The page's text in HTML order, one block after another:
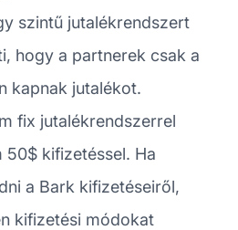
szintű jutalékrendszert
hogy a partnerek csak a
kapnak jutalékot.
fix jutalékrendszerrel
50$ kifizetéssel. Ha
a Bark kifizetéseiről,
kifizetési módokat